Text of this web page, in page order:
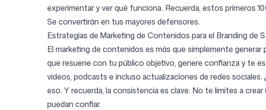
experimentar y ver qué funciona. Recuerda, estos primeros
Se convertirán en tus mayores defensores.
Estrategias de Marketing de Contenidos para el Branding de
El marketing de contenidos es más que simplemente
que resuene con tu público objetivo, genere confianza y te
videos, podcasts e incluso actualizaciones de redes
eso. Y recuerda, la consistencia es clave. No te limites a
puedan confiar.